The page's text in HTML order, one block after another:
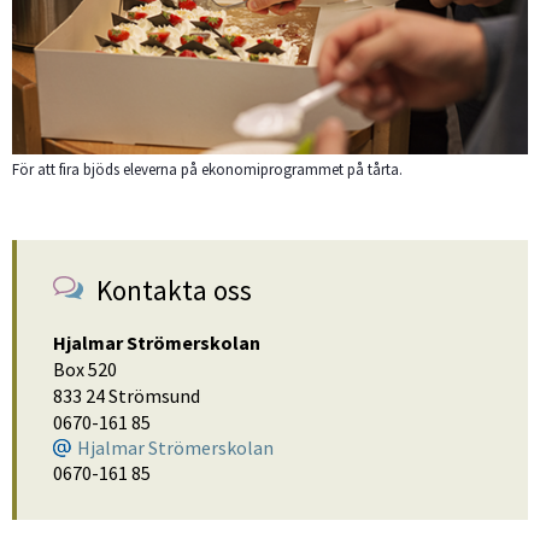
För att fira bjöds eleverna på ekonomiprogrammet på tårta.
Kontakta oss
Hjalmar Strömerskolan
Box 520
833 24 Strömsund
0670-161 85
Hjalmar Strömerskolan
0670-161 85